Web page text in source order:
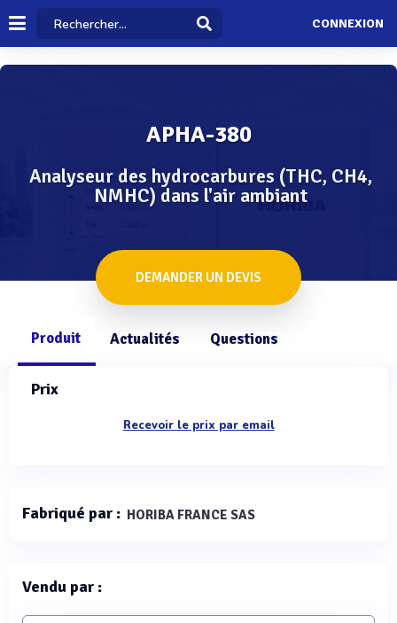
CONNEXION
APHA-380
Analyseur des hydrocarbures (THC, CH4,
NMHC) dans l'air ambiant
DEMANDER UN DEVIS
Produit Actualités Questions
Prix
Recevoir le prix par email
Fabriqué par : HORIBA FRANCE SAS
Vendu par :